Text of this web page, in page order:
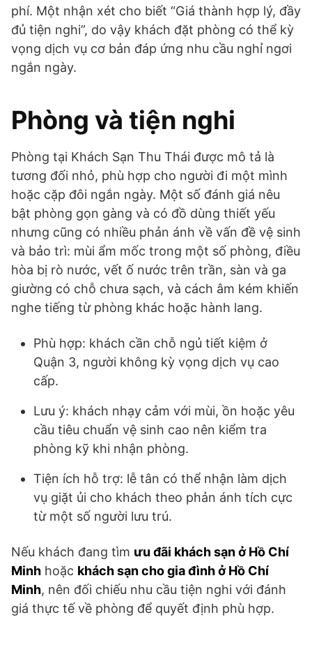
phí. Một nhận xét cho biết “Giá thành hợp lý, đầy
đủ tiện nghi”, do vậy khách đặt phòng có thể kỳ
vọng dịch vụ cơ bản đáp ứng nhu cầu nghỉ ngơi
ngắn ngày.
Phòng và tiện nghi
Phòng tại Khách Sạn Thu Thái được mô tả là
tương đối nhỏ, phù hợp cho người đi một mình
hoặc cặp đôi ngắn ngày. Một số đánh giá nêu
bật phòng gọn gàng và có đồ dùng thiết yếu
nhưng cũng có nhiều phản ánh về vấn đề vệ sinh
và bảo trì: mùi ẩm mốc trong một số phòng, điều
hòa bị rò nước, vết ố nước trên trần, sàn và ga
giường có chỗ chưa sạch, và cách âm kém khiến
nghe tiếng từ phòng khác hoặc hành lang.
Phù hợp: khách cần chỗ ngủ tiết kiệm ở
Quận 3, người không kỳ vọng dịch vụ cao
cấp.
Lưu ý: khách nhạy cảm với mùi, ồn hoặc yêu
cầu tiêu chuẩn vệ sinh cao nên kiểm tra
phòng kỹ khi nhận phòng.
Tiện ích hỗ trợ: lễ tân có thể nhận làm dịch
vụ giặt ủi cho khách theo phản ánh tích cực
từ một số người lưu trú.
Nếu khách đang tìm ưu đãi khách sạn ở Hồ Chí
Minh hoặc khách sạn cho gia đình ở Hồ Chí
Minh, nên đối chiếu nhu cầu tiện nghi với đánh
giá thực tế về phòng để quyết định phù hợp.